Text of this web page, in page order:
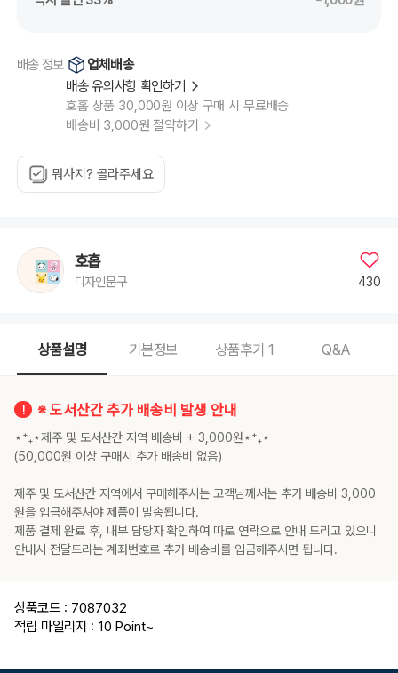
배송 정보
업체배송
배송 유의사항 확인하기
호홉 상품 30,000원 이상 구매 시 무료배송
배송비 3,000원 절약하기
뭐사지? 골라주세요
호홉
디자인문구 430
상품설명 기본정보 상품후기 1 Q&A
※ 도서산간 추가 배송비 발생 안내
⋆⁺₊⋆제주 및 도서산간 지역 배송비 + 3,000원⋆⁺₊⋆
(50,000원 이상 구매시 추가 배송비 없음)
제주 및 도서산간 지역에서 구매해주시는 고객님께서는 추가 배송비 3,000
원을 입금해주셔야 제품이 발송됩니다.
제품 결제 완료 후, 내부 담당자 확인하여 따로 연락으로 안내 드리고 있으니
안내시 전달드리는 계좌번호로 추가 배송비를 입금해주시면 됩니다.
상품코드 : 7087032
적립 마일리지 : 10 Point~